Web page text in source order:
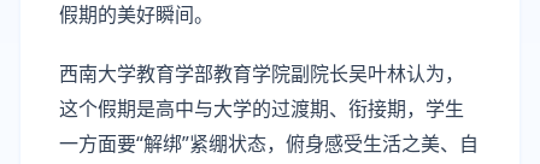
假期的美好瞬间。
西南大学教育学部教育学院副院长吴叶林认为，
这个假期是高中与大学的过渡期、衔接期，学生
一方面要“解绑”紧绷状态，俯身感受生活之美、自